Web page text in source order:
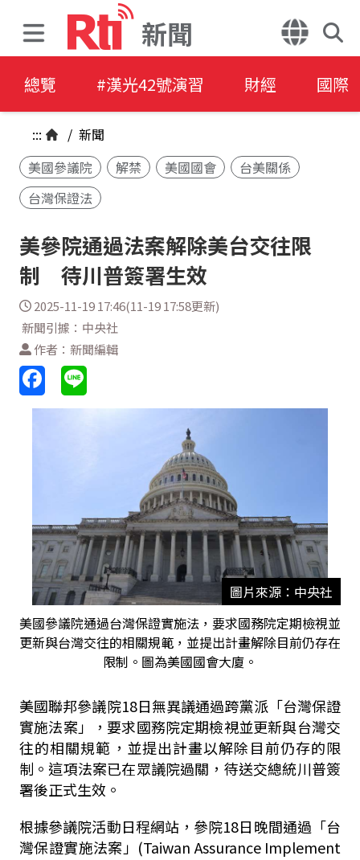
新聞
總覽 #漢光42號演習 財經 國際
::: / 新聞
美國參議院
解禁 美國國會
台美關係
台灣保證法
美參院通過法案解除美台交往限
制 待川普簽署生效
2025-11-19 17:46(11-19 17:58更新)
新聞引據：中央社
作者：新聞編輯
圖片來源：中央社
美國參議院通過台灣保證實施法，要求國務院定期檢視並
更新與台灣交往的相關規範，並提出計畫解除目前仍存在
限制。圖為美國國會大廈。
美國聯邦參議院18日無異議通過跨黨派「台灣保證
實施法案」，要求國務院定期檢視並更新與台灣交
往的相關規範，並提出計畫以解除目前仍存的限
制。這項法案已在眾議院過關，待送交總統川普簽
署後正式生效。
根據參議院活動日程網站，參院18日晚間通過「台
灣保證實施法案」(Taiwan Assurance Implement